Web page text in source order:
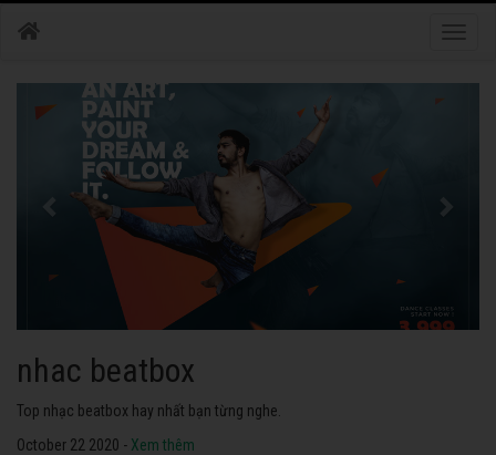
nhac dance
Những bài nhạc dance tuyển chọn 2020 hay nhất.
October 22 2020 - Xem thêm